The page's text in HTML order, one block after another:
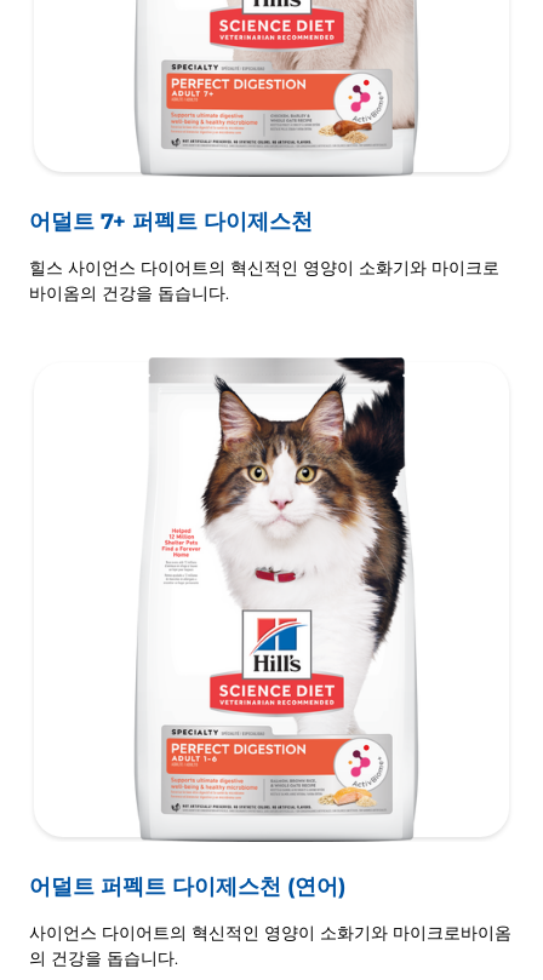
어덜트 7+ 퍼펙트 다이제스천
힐스 사이언스 다이어트의 혁신적인 영양이 소화기와 마이크로
바이옴의 건강을 돕습니다.
어덜트 퍼펙트 다이제스천 (연어)
사이언스 다이어트의 혁신적인 영양이 소화기와 마이크로바이옴
의 건강을 돕습니다.